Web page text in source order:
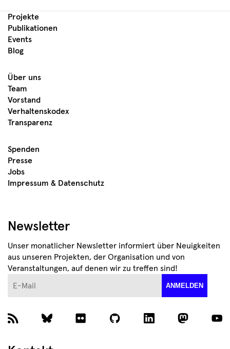
Projekte
Publikationen
Events
Blog
Über uns
Team
Vorstand
Verhaltenskodex
Transparenz
Spenden
Presse
Jobs
Impressum & Datenschutz
Newsletter
Unser monatlicher Newsletter informiert über Neuigkeiten
aus unseren Projekten, der Organisation und von
Veranstaltungen, auf denen wir zu treffen sind!
ANMELDEN